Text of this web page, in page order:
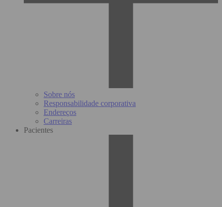
Sobre nós
Responsabilidade corporativa
Endereços
Carreiras
Pacientes